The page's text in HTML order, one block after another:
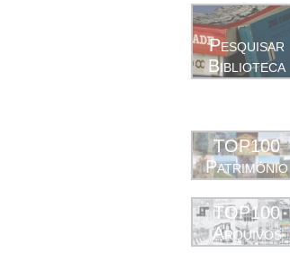
Pesquisar
Biblioteca
TOP100
Património
TOP100
Arquivos